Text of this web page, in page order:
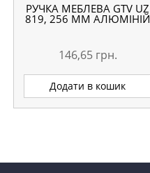
РУЧКА МЕБЛЕВА GTV UZ
819, 256 ММ АЛЮМІНІЙ
146,65 грн.
Додати в кошик